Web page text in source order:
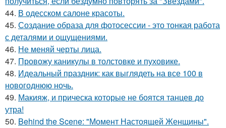
44. В одесском салоне красоты.
45. Создание образа для фотосессии - это тонкая работа
с деталями и ощущениями.
46. Не меняй черты лица.
47. Провожу каникулы в толстовке и пуховике.
48. Идеальный праздник: как выглядеть на все 100 в
новогоднюю ночь.
49. Макияж, и прическа которые не боятся танцев до
утра!
50. Behind the Scene: "Момент Настоящей Женщины".